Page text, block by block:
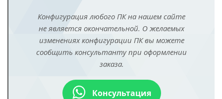
Конфигурация любого ПК на нашем сайте
не является окончательной. О желаемых
изменениях конфигурации ПК вы можете
сообщить консультанту при оформлении
заказа.
Консультация